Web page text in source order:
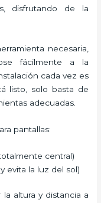
disfrutando de la
necesaria,
fácilmente a la
cada vez es
listo, solo basta de
adecuadas.
pantallas:
central)
evita la luz del sol)
altura y distancia a